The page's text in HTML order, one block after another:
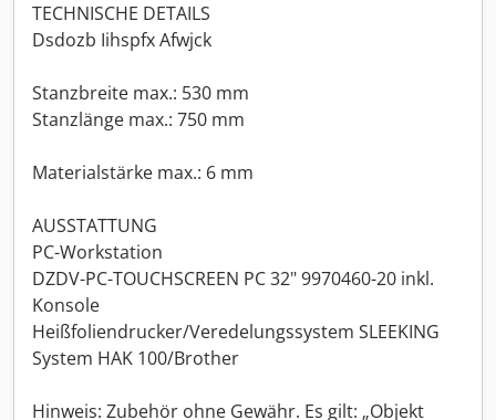
TECHNISCHE DETAILS
Dsdozb Iihspfx Afwjck
Stanzbreite max.: 530 mm
Stanzlänge max.: 750 mm
Materialstärke max.: 6 mm
AUSSTATTUNG
PC-Workstation
DZDV-PC-TOUCHSCREEN PC 32" 9970460-20 inkl.
Konsole
Heißfoliendrucker/Veredelungssystem SLEEKING
System HAK 100/Brother
Hinweis: Zubehör ohne Gewähr. Es gilt: „Objekt